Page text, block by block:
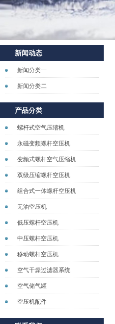
新闻动态
新闻分类一
新闻分类二
产品分类
螺杆式空气压缩机
永磁变频螺杆空压机
变频式螺杆空气压缩机
双级压缩螺杆空压机
组合式一体螺杆空压机
无油空压机
低压螺杆空压机
中压螺杆空压机
移动螺杆空压机
空气干燥过滤器系统
空气储气罐
空压机配件